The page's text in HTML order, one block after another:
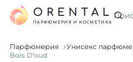
ORENTAL
ПАРФЮМЕРИЯ И КОСМЕТИКА
Парфюмерия Унисекс
Bois D'oud